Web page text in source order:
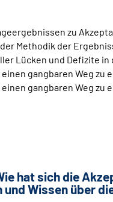
zu
Methodik der
Lücken und Defizite
gangbaren Weg zu
gangbaren Weg zu
hat sich die
Wissen über